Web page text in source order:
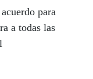
para
a todas las